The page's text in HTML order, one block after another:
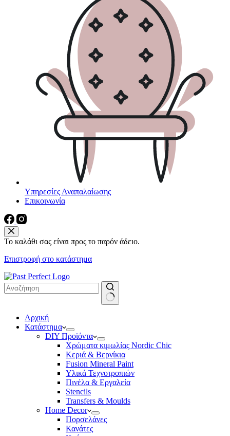
Υπηρεσίες Αναπαλαίωσης
Επικοινωνία
Το καλάθι σας είναι προς το παρόν άδειο.
Επιστροφή στο κατάστημα
results
Αρχική
Κατάστημα
DIY Προϊόντα
Χρώματα κιμωλίας Nordic Chic
Κεριά & Βερνίκια
Fusion Mineral Paint
Υλικά Τεχνοτροπιών
Πινέλα & Εργαλεία
Stencils
Transfers & Moulds
Home Decor
Πορσελάνες
Κανάτες